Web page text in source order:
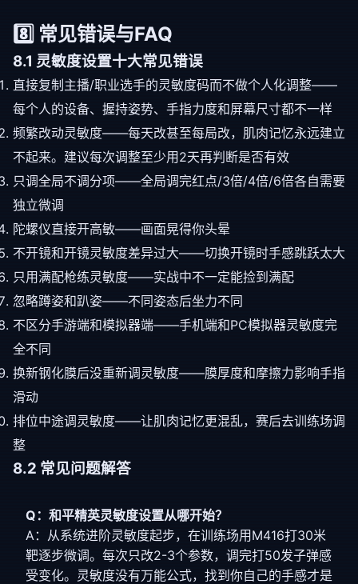
8️⃣ 常见错误与FAQ
8.1 灵敏度设置十大常见错误
直接复制主播/职业选手的灵敏度码而不做个人化调整——
每个人的设备、握持姿势、手指力度和屏幕尺寸都不一样
频繁改动灵敏度——每天改甚至每局改，肌肉记忆永远建立
不起来。建议每次调整至少用2天再判断是否有效
只调全局不调分项——全局调完红点/3倍/4倍/6倍各自需要
独立微调
陀螺仪直接开高敏——画面晃得你头晕
不开镜和开镜灵敏度差异过大——切换开镜时手感跳跃太大
只用满配枪练灵敏度——实战中不一定能捡到满配
忽略蹲姿和趴姿——不同姿态后坐力不同
不区分手游端和模拟器端——手机端和PC模拟器灵敏度完
全不同
换新钢化膜后没重新调灵敏度——膜厚度和摩擦力影响手指
滑动
排位中途调灵敏度——让肌肉记忆更混乱，赛后去训练场调
整
8.2 常见问题解答
Q：和平精英灵敏度设置从哪开始？
A：从系统进阶灵敏度起步，在训练场用M416打30米
靶逐步微调。每次只改2-3个参数，调完打50发子弹感
受变化。灵敏度没有万能公式，找到你自己的手感才是